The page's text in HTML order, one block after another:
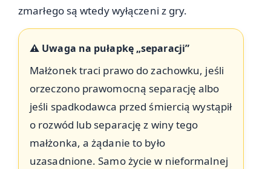
zmarłego są wtedy wyłączeni z gry.
⚠️ Uwaga na pułapkę „separacji”
Małżonek traci prawo do zachowku, jeśli
orzeczono prawomocną separację albo
jeśli spadkodawca przed śmiercią wystąpił
o rozwód lub separację z winy tego
małżonka, a żądanie to było
uzasadnione. Samo życie w nieformalnej